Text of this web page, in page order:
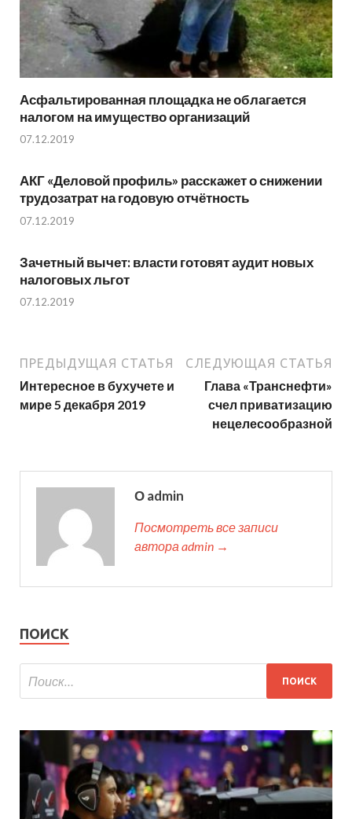
Асфальтированная площадка не облагается
налогом на имущество организаций
07.12.2019
АКГ «Деловой профиль» расскажет о снижении
трудозатрат на годовую отчётность
07.12.2019
Зачетный вычет: власти готовят аудит новых
налоговых льгот
07.12.2019
ПРЕДЫДУЩАЯ СТАТЬЯ
Интересное в бухучете и
мире 5 декабря 2019
СЛЕДУЮЩАЯ СТАТЬЯ
Глава «Транснефти»
счел приватизацию
нецелесообразной
О admin
Посмотреть все записи
автора admin →
ПОИСК